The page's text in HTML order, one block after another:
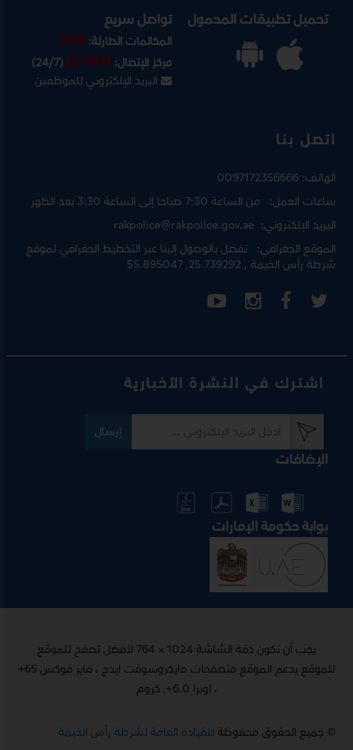
تحميل تطبيقات المحمول تواصل سريع
المكالمات الطارئة:999
مركز الإتصال:07-901
(24/7)
البريد الإلكتروني للموظفين
اتصل بنا
الهاتف:0097172356666
ساعات العمل: من الساعة 7:30 صباحا إلى الساعة 3:30 بعد الظهر
البريد الإلكتروني:rakpolice@rakpolice.gov.ae
الموقع الجغرافي: تفضل بالوصول إلينا عبرالتخطيط الجغرافي لموقع
شرطة رأس الخيمة, 25.739292, 55.895047
اشترك في النشرة الأخبارية
إرسال
الإضافات
بوابة حكومة الإمارات
يجب أن تكون دقة الشاشة 1024 × 764 لأفضل تصفح للموقع
للموقع يدعم الموقع متصفحات مايكروسوفت ايدج ، فاير فوكس 65+
، اوبرا 6.0+, كروم
© جميع الحقوق محفوظةللقيادة العامة لشرطة رأس الخيمة